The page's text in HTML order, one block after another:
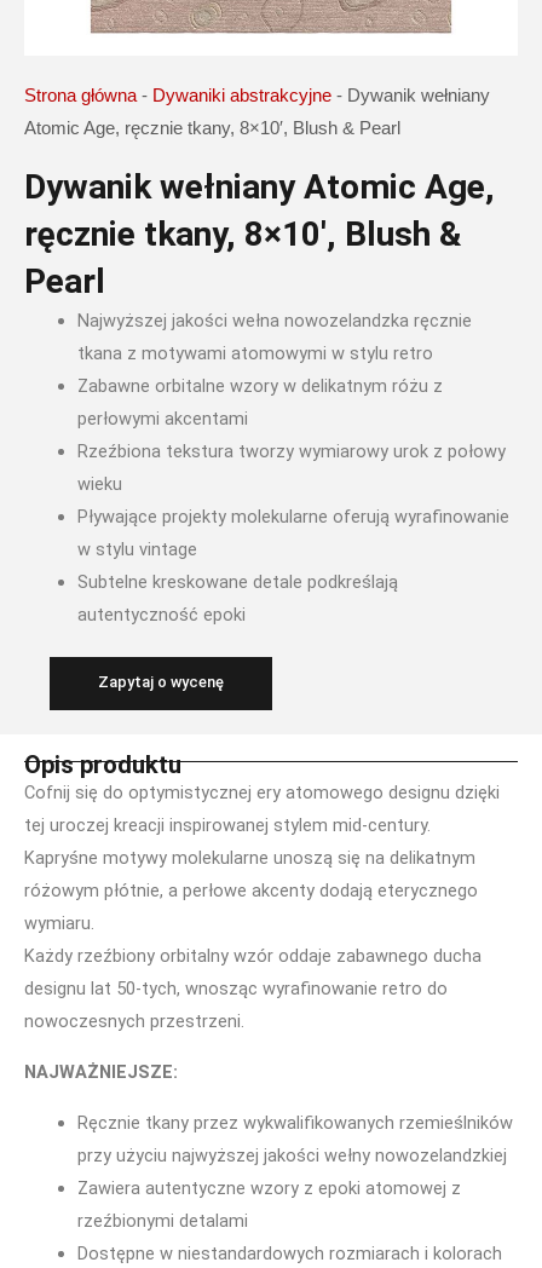
Strona główna - Dywaniki abstrakcyjne - Dywanik wełniany
Atomic Age, ręcznie tkany, 8×10′, Blush & Pearl
Dywanik wełniany Atomic Age,
ręcznie tkany, 8×10′, Blush &
Pearl
Najwyższej jakości wełna nowozelandzka ręcznie
tkana z motywami atomowymi w stylu retro
Zabawne orbitalne wzory w delikatnym różu z
perłowymi akcentami
Rzeźbiona tekstura tworzy wymiarowy urok z połowy
wieku
Pływające projekty molekularne oferują wyrafinowanie
w stylu vintage
Subtelne kreskowane detale podkreślają
autentyczność epoki
Zapytaj o wycenę
Opis produktu
Cofnij się do optymistycznej ery atomowego designu dzięki
tej uroczej kreacji inspirowanej stylem mid-century.
Kapryśne motywy molekularne unoszą się na delikatnym
różowym płótnie, a perłowe akcenty dodają eterycznego
wymiaru.
Każdy rzeźbiony orbitalny wzór oddaje zabawnego ducha
designu lat 50-tych, wnosząc wyrafinowanie retro do
nowoczesnych przestrzeni.
NAJWAŻNIEJSZE:
Ręcznie tkany przez wykwalifikowanych rzemieślników
przy użyciu najwyższej jakości wełny nowozelandzkiej
Zawiera autentyczne wzory z epoki atomowej z
rzeźbionymi detalami
Dostępne w niestandardowych rozmiarach i kolorach